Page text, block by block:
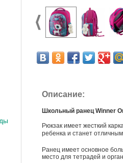
Описание:
Школьный ранец Winner
Рюкзак имеет жесткий
ребенка и станет
Ранец имеет основное
место для тетрадей и